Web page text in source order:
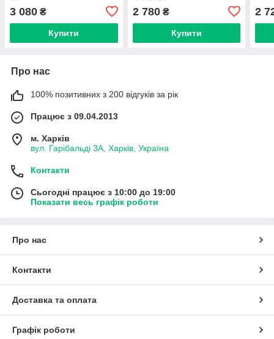
3 080 ₴
Купити
2 780₴
Купити
2
Про нас
100% позитивних з 200 відгуків за рік
Працює з 09.04.2013
м. Харків
вул. Гарібальді 3А, Харків, Україна
Контакти
Сьогодні працює з 10:00 до 19:00
Показати весь графік роботи
Про нас
Контакти
Доставка та оплата
Графік роботи